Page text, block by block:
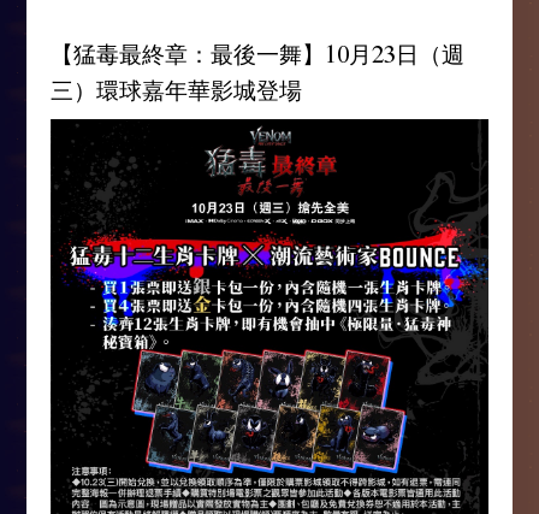
【猛毒最終章：最後一舞】10月23日（週
三）環球嘉年華影城登場